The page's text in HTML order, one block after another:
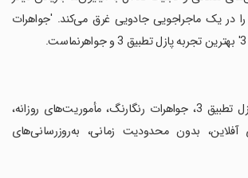
در یک ماجراجویی جادویی غرق می‌کند. 'جواهرات
‏کلمات کلیدی: بازی پازل تطبیق 3، جواهرات رنگارنگ، مأموریت‌های روزانه،
آفلاین، بدون محدودیت زمانی، به‌روزرسانی‌های